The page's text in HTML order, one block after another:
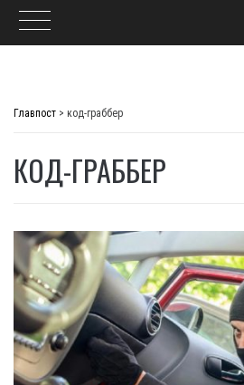
Главпост > код-граббер
КОД-ГРАББЕР